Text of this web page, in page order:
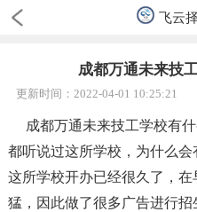
飞云
成都万通未来技
更新时间：2022-04-01 10:25:21
成都万通未来技工学校有
都听说过这所学校，为什么
这所学校开办已经很久了，
猛，因此做了很多广告进行